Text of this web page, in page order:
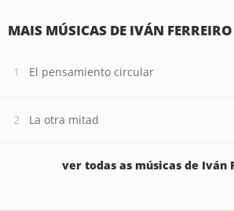
MAIS MÚSICAS DE IVÁN FERREIRO
El pensamiento circular
La otra mitad
ver todas as músicas de Iván